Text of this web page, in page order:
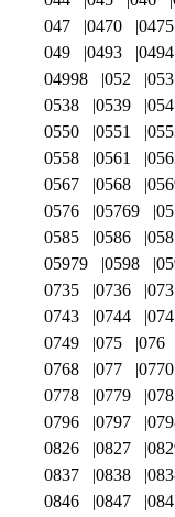
047
0470 0475
049
0493 0494
04998
052 053
0538
0539 054
0550
0551
0558
0561
0567
0568
0576
05769
0585
0586
05979
0598
0735
0736
0743
0744
0749
075 076
0768
077 0770
0778
0779 078
0796
0797
0826
0827
0837
0838
0846
0847